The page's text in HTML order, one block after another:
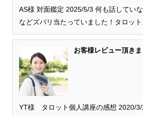
AS様 対面鑑定 2025/5/3 何も話してい
などズバリ当たっていました！タロッ
お客様レビュー頂きま
YT様 タロット個人講座の感想 2020/3/